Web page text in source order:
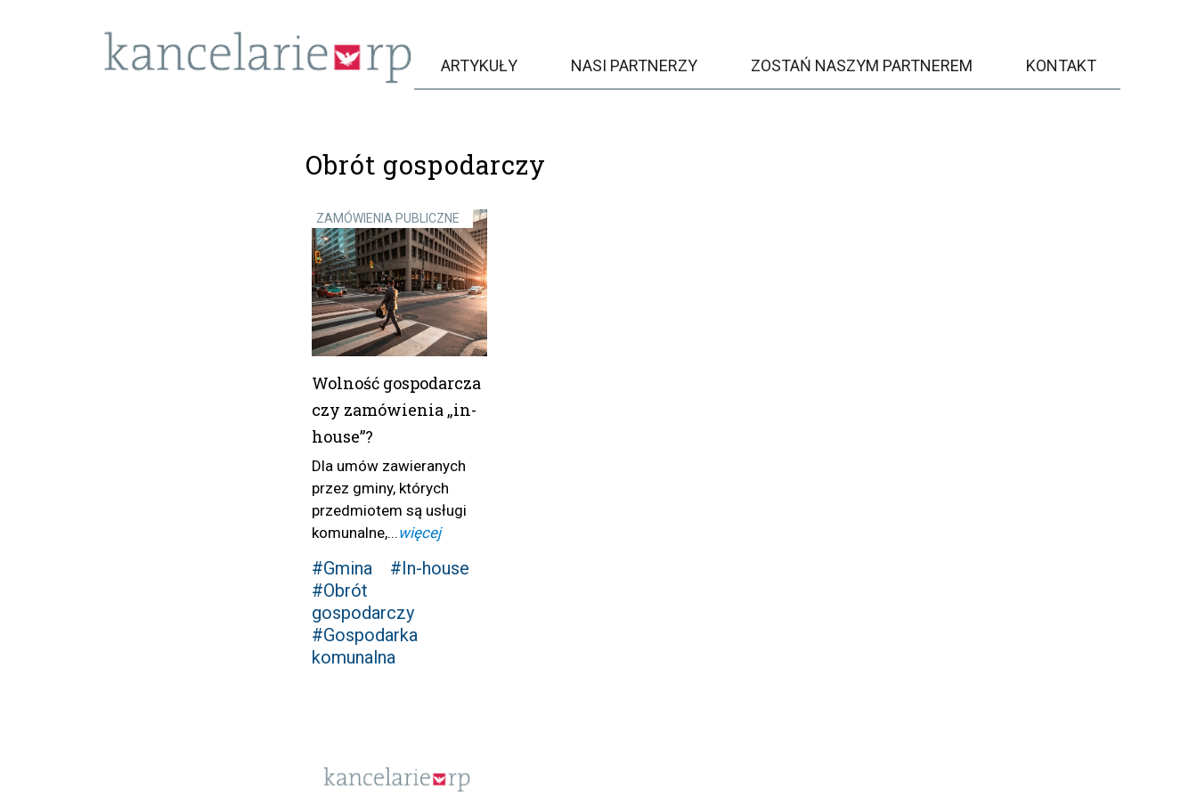
ARTYKUŁY NASI PARTNERZY ZOSTAŃ NASZYM PARTNEREM KONTAKT
Obrót gospodarczy
ZAMÓWIENIA PUBLICZNE
Wolność gospodarcza
czy zamówienia „in-
house”?
Dla umów zawieranych
przez gminy, których
przedmiotem są usługi
komunalne,... więcej
#Gmina
#In-house
#Obrót
gospodarczy
#Gospodarka
komunalna